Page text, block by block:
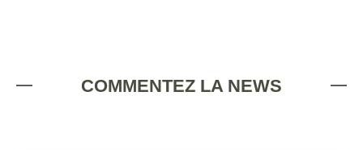
COMMENTEZ LA NEWS